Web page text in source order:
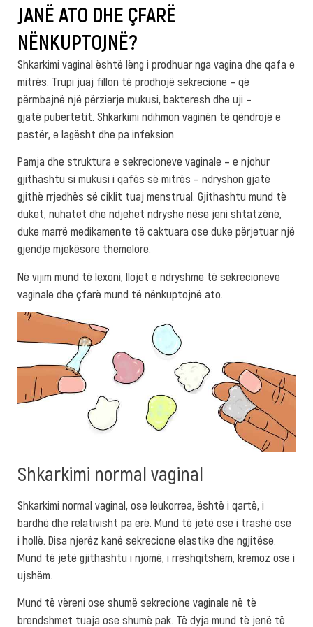
JANË ATO DHE ÇFARË
NËNKUPTOJNË?
Shkarkimi vaginal është lëng i prodhuar nga vagina dhe qafa e
mitrës. Trupi juaj fillon të prodhojë sekrecione – që
përmbajnë një përzierje mukusi, bakteresh dhe uji –
gjatë pubertetit. Shkarkimi ndihmon vaginën të qëndrojë e
pastër, e lagësht dhe pa infeksion.
Pamja dhe struktura e sekrecioneve vaginale – e njohur
gjithashtu si mukusi i qafës së mitrës – ndryshon gjatë
gjithë rrjedhës së ciklit tuaj menstrual. Gjithashtu mund të
duket, nuhatet dhe ndjehet ndryshe nëse jeni shtatzënë,
duke marrë medikamente të caktuara ose duke përjetuar një
gjendje mjekësore themelore.
Në vijim mund të lexoni, llojet e ndryshme të sekrecioneve
vaginale dhe çfarë mund të nënkuptojnë ato.
Shkarkimi normal vaginal
Shkarkimi normal vaginal, ose leukorrea, është i qartë, i
bardhë dhe relativisht pa erë. Mund të jetë ose i trashë ose
i hollë. Disa njerëz kanë sekrecione elastike dhe ngjitëse.
Mund të jetë gjithashtu i njomë, i rrëshqitshëm, kremoz ose i
ujshëm.
Mund të vëreni ose shumë sekrecione vaginale në të
brendshmet tuaja ose shumë pak. Të dyja mund të jenë të